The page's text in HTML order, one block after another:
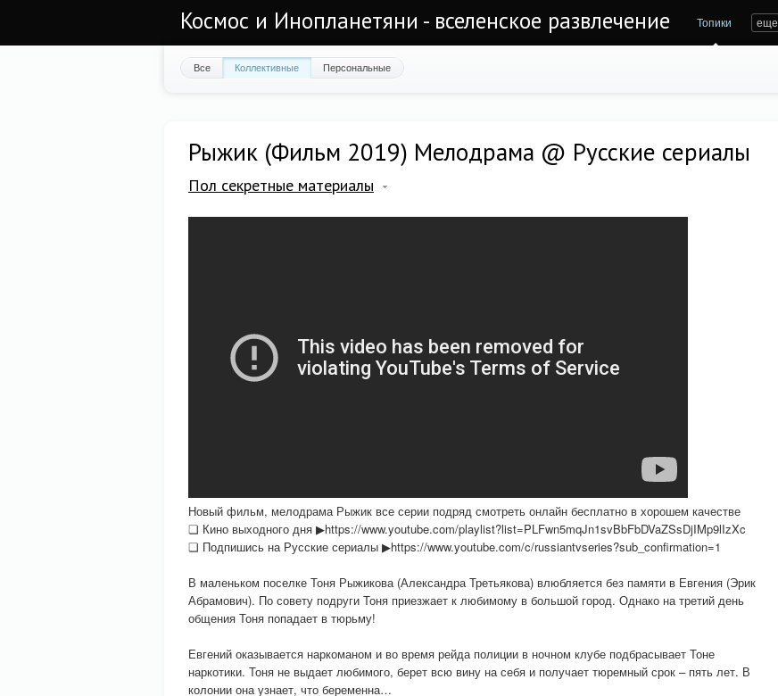
Космос и Инопланетяни - вселенское развлечение Топики еще
Все Коллективные Персональные
Рыжик (Фильм 2019) Мелодрама @ Русские сериалы
Пол секретные материалы
Новый фильм, мелодрама Рыжик все серии подряд смотреть онлайн бесплатно в хорошем качестве
❏ Кино выходного дня ▶https://www.youtube.com/playlist?list=PLFwn5mqJn1svBbFbDVaZSsDjIMp9lIzXc
❏ Подпишись на Русские сериалы ▶https://www.youtube.com/c/russiantvseries?sub_confirmation=1
В маленьком поселке Тоня Рыжикова (Александра Третьякова) влюбляется без памяти в Евгения (Эрик
Абрамович). По совету подруги Тоня приезжает к любимому в большой город. Однако на третий день
общения Тоня попадает в тюрьму!
Евгений оказывается наркоманом и во время рейда полиции в ночном клубе подбрасывает Тоне
наркотики. Тоня не выдает любимого, берет всю вину на себя и получает тюремный срок – пять лет. В
колонии она узнает, что беременна…